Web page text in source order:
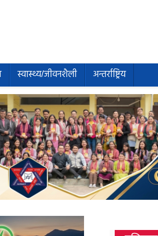
स्वास्थ्य/जीवनशैली अन्तर्राष्ट्रिय